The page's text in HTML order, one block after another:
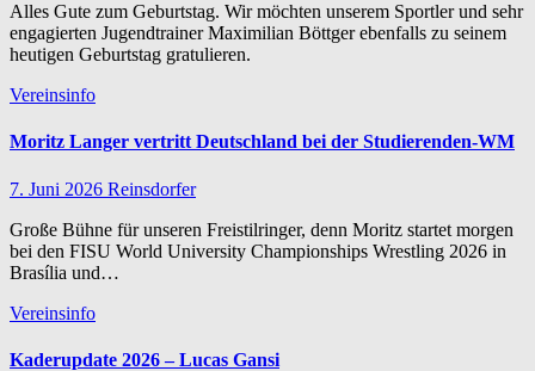
Alles Gute zum Geburtstag. Wir möchten unserem Sportler und sehr
engagierten Jugendtrainer Maximilian Böttger ebenfalls zu seinem
heutigen Geburtstag gratulieren.
Vereinsinfo
Moritz Langer vertritt Deutschland bei der Studierenden-WM
7. Juni 2026 Reinsdorfer
Große Bühne für unseren Freistilringer, denn Moritz startet morgen
bei den FISU World University Championships Wrestling 2026 in
Brasília und…
Vereinsinfo
Kaderupdate 2026 – Lucas Gansi